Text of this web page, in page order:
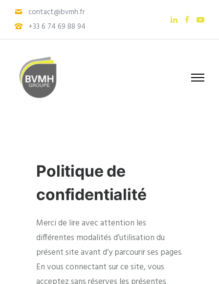
contact@bvmh.fr
+33 6 74 69 88 94
Politique de
confidentialité
Merci de lire avec attention les
différentes modalités d’utilisation du
présent site avant d’y parcourir ses pages.
En vous connectant sur ce site, vous